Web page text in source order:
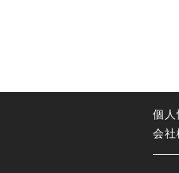
個
会